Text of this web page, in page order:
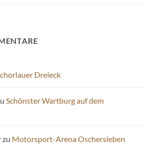
Dreieck
Schönster Wartburg auf dem
zu Motorsport-Arena Oschersleben